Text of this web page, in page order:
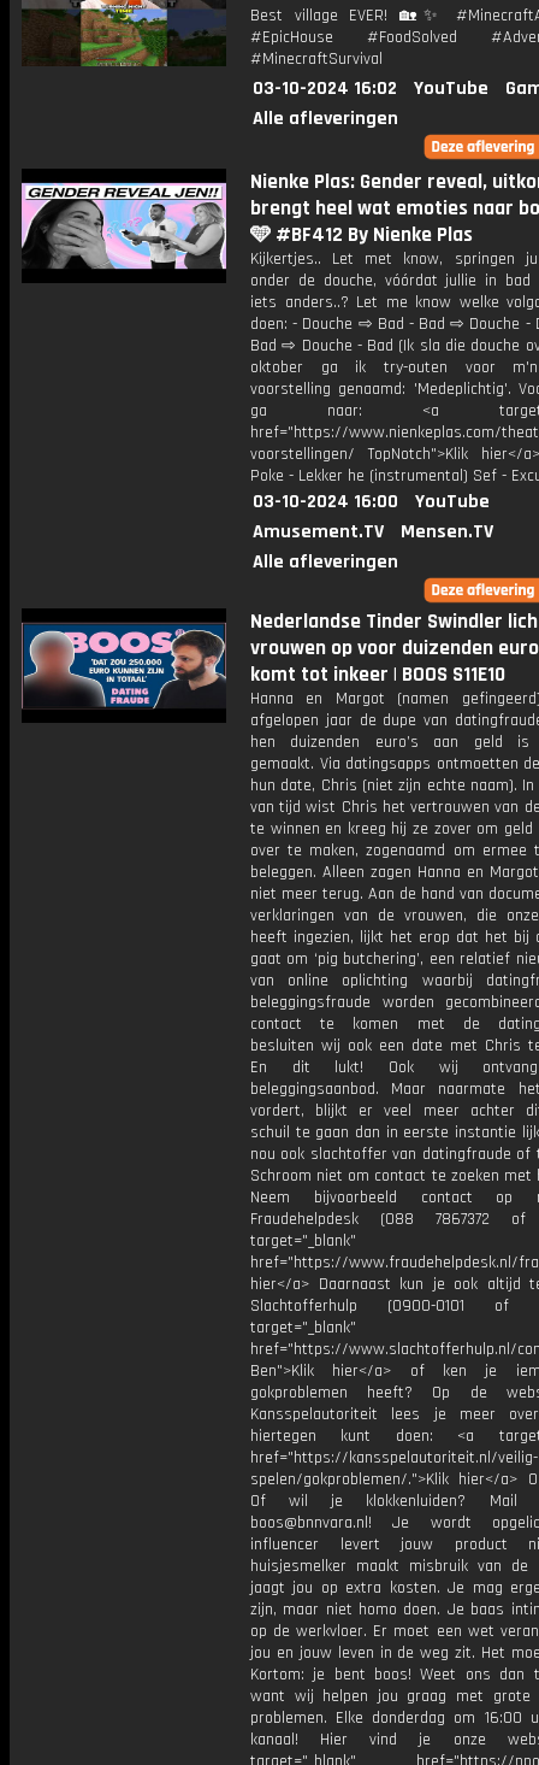
Best village EVER! 🏡✨
#EpicHouse #FoodSolved
#MinecraftSurvival
03-10-2024 16:02 YouTube
Alle afleveringen
Nienke Plas: Gender reveal,
brengt heel wat emoties naar
🩵 #BF412 By Nienke Plas
Kijkertjes.. Let met know, springen
onder de douche, vóórdat jullie in bad
iets anders..? Let me know welke
doen: - Douche ⇨ Bad - Bad ⇨ Douche -
Bad ⇨ Douche - Bad (Ik sla die douche
oktober ga ik try-outen voor
voorstelling genaamd: 'Medeplichtig'.
ga naar: <a
href="https://www.nienkeplas.com/
voorstellingen/ TopNotch">Klik hier</
Poke - Lekker he (instrumental) Sef -
03-10-2024 16:00
YouTube
Amusement.TV
Mensen.TV
Alle afleveringen
Nederlandse Tinder Swindler
vrouwen op voor duizenden
komt tot inkeer | BOOS S11E10
Hanna en Margot (namen
afgelopen jaar de dupe van
hen duizenden euro’s aan geld is
gemaakt. Via datingsapps ontmoetten
hun date, Chris (niet zijn echte naam).
van tijd wist Chris het vertrouwen van
te winnen en kreeg hij ze zover om geld
over te maken, zogenaamd om ermee
beleggen. Alleen zagen Hanna en
niet meer terug. Aan de hand van
verklaringen van de vrouwen, die
heeft ingezien, lijkt het erop dat het bij
gaat om ‘pig butchering’, een relatief
van online oplichting waarbij
beleggingsfraude worden
contact te komen met de
besluiten wij ook een date met Chris
En dit lukt! Ook wij
beleggingsaanbod. Maar naarmate
vordert, blijkt er veel meer achter
schuil te gaan dan in eerste instantie
nou ook slachtoffer van datingfraude of
Schroom niet om contact te zoeken met
Neem bijvoorbeeld contact op
Fraudehelpdesk (088 7867372
target="_blank"
href="https://www.fraudehelpdesk.nl/
hier</a> Daarnaast kun je ook altijd
Slachtofferhulp (0900-0101
target="_blank"
href="https://www.slachtofferhulp.nl/
Ben">Klik hier</a> of ken je
gokproblemen heeft? Op de
Kansspelautoriteit lees je meer
hiertegen kunt doen: <a
href="https://kansspelautoriteit.nl/veilig-
spelen/gokproblemen/.">Klik hier</a>
Of wil je klokkenluiden? Mail
boos@bnnvara.nl! Je wordt
influencer levert jouw product
huisjesmelker maakt misbruik van de
jaagt jou op extra kosten. Je mag
zijn, maar niet homo doen. Je baas
op de werkvloer. Er moet een wet
jou en jouw leven in de weg zit. Het
Kortom: je bent boos! Weet ons dan
want wij helpen jou graag met grote
problemen. Elke donderdag om 16:00
kanaal! Hier vind je onze